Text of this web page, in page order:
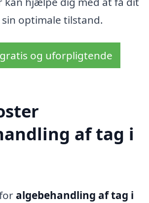
optimale tilstand.
og uforpligtende
af tag i
algebehandling af tag i